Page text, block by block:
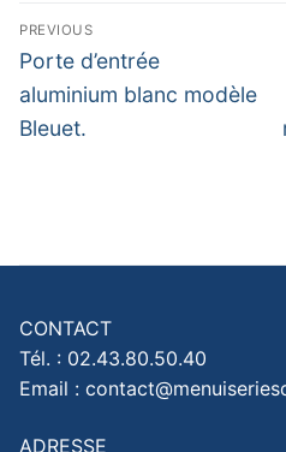
Navigation
de
l’article
PREVIOUS
Previous
post:
Porte d’entrée
aluminium blanc modèle
Bleuet.
CONTACT
Tél. : 02.43.80.50.40
Email :
ADRESSE